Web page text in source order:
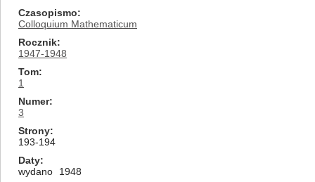
Czasopismo
Colloquium Mathematicum
Rocznik
1947-1948
Tom
1
Numer
3
Strony
193-194
Daty
wydano
1948